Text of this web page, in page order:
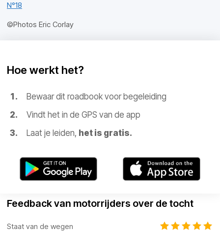
N°18
©Photos Eric Corlay
Hoe werkt het?
Bewaar dit roadbook voor begeleiding
Vindt het in de GPS van de app
Laat je leiden, het is gratis.
Feedback van motorrijders over de tocht
Staat van de wegen